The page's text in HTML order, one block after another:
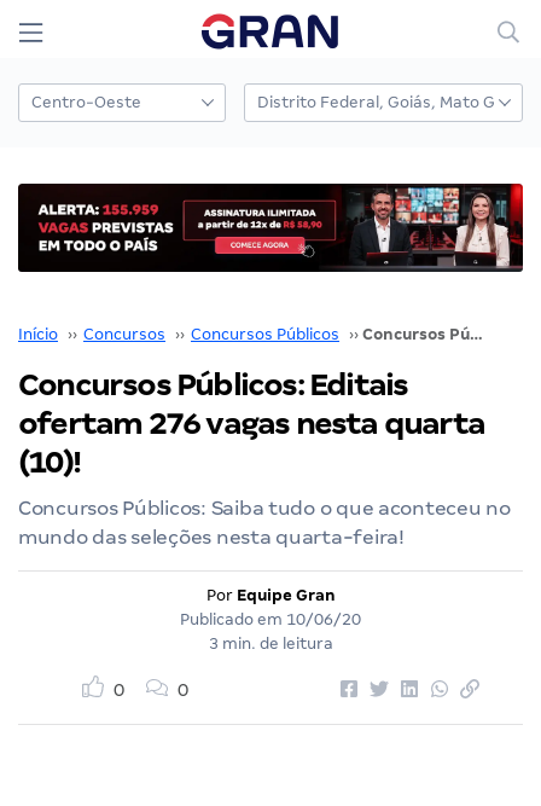
Início ›› Concursos ›› Concursos Públicos ›› Concursos Públicos: Editais ofertam 276 vagas nesta quarta (10)!
Concursos Públicos: Editais
ofertam 276 vagas nesta quarta
(10)!
Concursos Públicos: Saiba tudo o que aconteceu no
mundo das seleções nesta quarta-feira!
Por Equipe Gran
Publicado em 10/06/20
3 min. de leitura
0 0